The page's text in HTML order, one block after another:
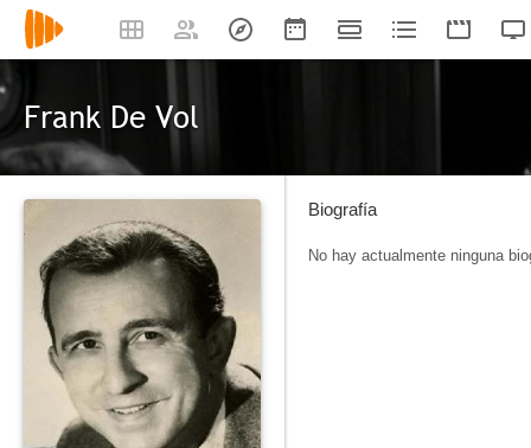
Frank De Vol
Biografía
No hay actualmente ninguna